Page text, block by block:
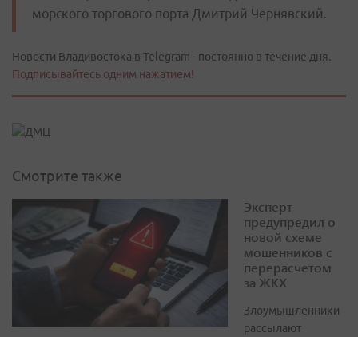
морского торгового порта Дмитрий Чернявский.
Новости Владивостока в Telegram - постоянно в течение дня.
Подписывайтесь одним нажатием!
Смотрите также
Эксперт
предупредил о
новой схеме
мошенников с
перерасчетом
за ЖКХ
Злоумышленники
рассылают